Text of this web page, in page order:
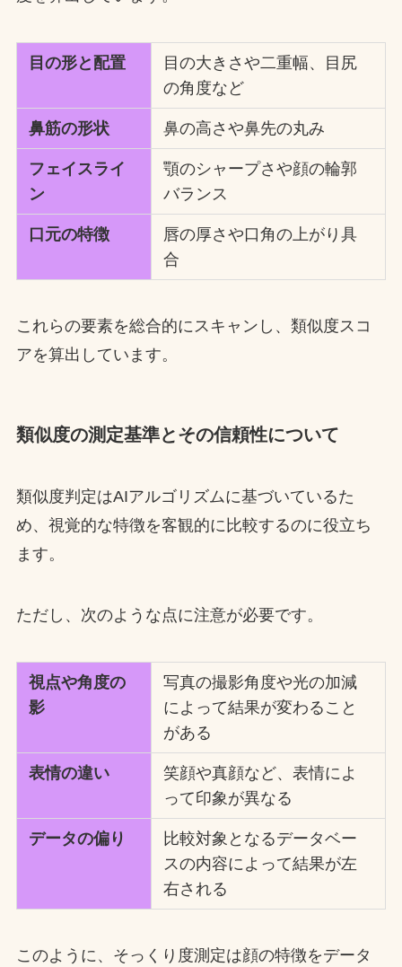
目の形と配置
目の大きさや二重幅、目尻
の角度など
鼻筋の形状 鼻の高さや鼻先の丸み
フェイスライ
ン
顎のシャープさや顔の輪郭
バランス
口元の特徴
唇の厚さや口角の上がり具
合
これらの要素を総合的にスキャンし、類似度スコ
アを算出しています。
類似度の測定基準とその信頼性について
類似度判定はAIアルゴリズムに基づいているた
め、視覚的な特徴を客観的に比較するのに役立ち
ます。
ただし、次のような点に注意が必要です。
視点や角度の
影
写真の撮影角度や光の加減
によって結果が変わること
がある
表情の違い
笑顔や真顔など、表情によ
って印象が異なる
データの偏り
比較対象となるデータベー
スの内容によって結果が左
右される
このように、そっくり度測定は顔の特徴をデータ